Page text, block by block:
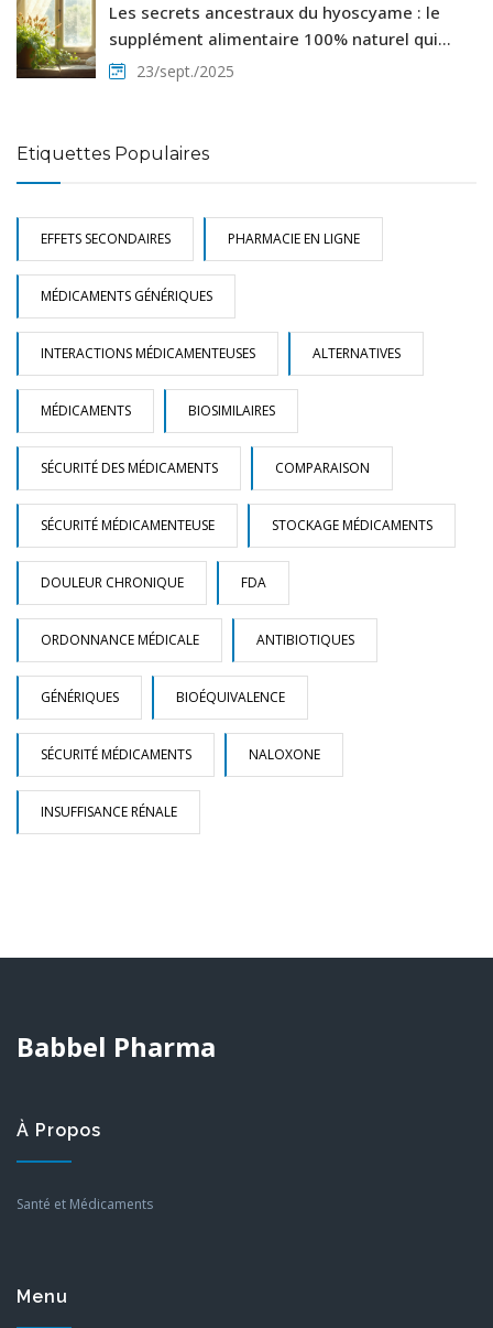
Les secrets ancestraux du hyoscyame : le
supplément alimentaire 100% naturel qui
révolutionne le bien‑être
23/sept./2025
Etiquettes Populaires
EFFETS SECONDAIRES PHARMACIE EN LIGNE
MÉDICAMENTS GÉNÉRIQUES
INTERACTIONS MÉDICAMENTEUSES ALTERNATIVES
MÉDICAMENTS BIOSIMILAIRES
SÉCURITÉ DES MÉDICAMENTS COMPARAISON
SÉCURITÉ MÉDICAMENTEUSE STOCKAGE MÉDICAMENTS
DOULEUR CHRONIQUE FDA
ORDONNANCE MÉDICALE ANTIBIOTIQUES
GÉNÉRIQUES BIOÉQUIVALENCE
SÉCURITÉ MÉDICAMENTS NALOXONE
INSUFFISANCE RÉNALE
Babbel Pharma
À Propos
Santé et Médicaments
Menu